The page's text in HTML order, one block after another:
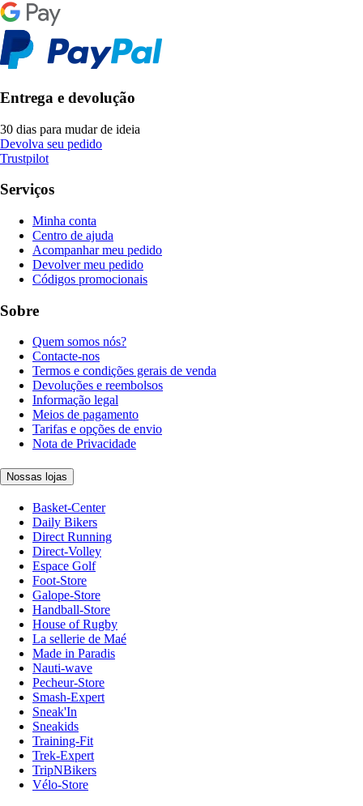
Entrega e devolução
30 dias para mudar de ideia
Devolva seu pedido
Trustpilot
Serviços
Minha conta
Centro de ajuda
Acompanhar meu pedido
Devolver meu pedido
Códigos promocionais
Sobre
Quem somos nós?
Contacte-nos
Termos e condições gerais de venda
Devoluções e reembolsos
Informação legal
Meios de pagamento
Tarifas e opções de envio
Nota de Privacidade
Nossas lojas
Basket-Center
Daily Bikers
Direct Running
Direct-Volley
Espace Golf
Foot-Store
Galope-Store
Handball-Store
House of Rugby
La sellerie de Maé
Made in Paradis
Nauti-wave
Pecheur-Store
Smash-Expert
Sneak'In
Sneakids
Training-Fit
Trek-Expert
TripNBikers
Vélo-Store